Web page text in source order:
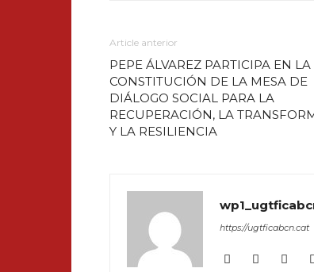
Article anterior
PEPE ÁLVAREZ PARTICIPA EN LA
CONSTITUCIÓN DE LA MESA DE
DIÁLOGO SOCIAL PARA LA
RECUPERACIÓN, LA
Y LA RESILIENCIA
https://ugtficabcn.cat